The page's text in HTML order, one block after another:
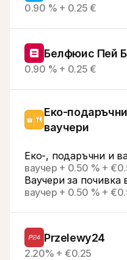
0.90 % + 0.25 €
Белфюис Пей
0.90 % + 0.25 €
Еко-
ваучери
Еко-, подаръчни и
ваучер + 0.50 % +
Ваучери за почивка
ваучер + 0.50 % +
Przelewy24
2.20% + €0.25